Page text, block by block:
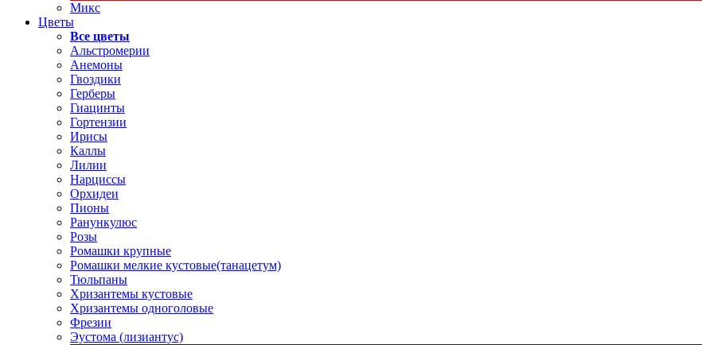
Микс
Цветы
Все цветы
Альстромерии
Анемоны
Гвоздики
Герберы
Гиацинты
Гортензии
Ирисы
Каллы
Лилии
Нарциссы
Орхидеи
Пионы
Ранункулюс
Розы
Ромашки крупные
Ромашки мелкие кустовые(танацетум)
Тюльпаны
Хризантемы кустовые
Хризантемы одноголовые
Фрезии
Эустома (лизиантус)